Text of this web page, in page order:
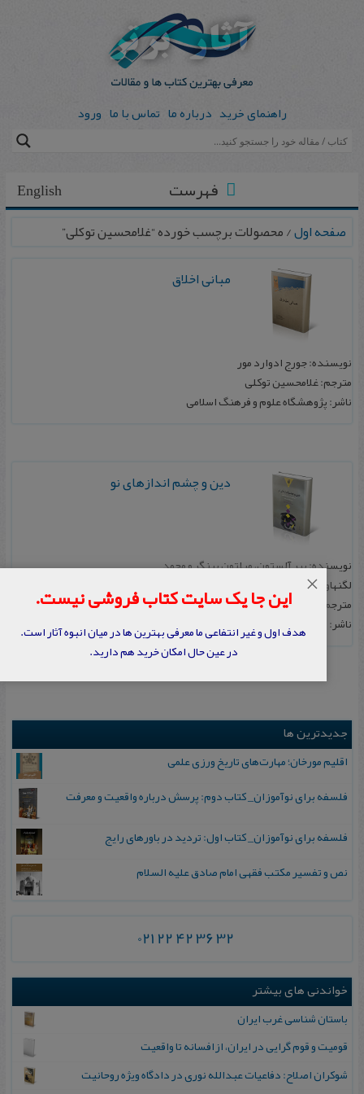
راهنمای خرید درباره ما تماس با ما ورود
English فهرست
صفحه اول/ محصولات برچسب خورده “غلامحسین توکلی”
مبانی‌ اخلاق‌
نویسنده: جورج‌ ادوارد مور
مترجم: غلامحسین‌ توکلی
ناشر: پژوهشگاه‌ علوم‌ و فرهنگ‌ اسلامی‌
دین و چشم اندازهای نو
نویسنده: پیر آلستون، میلتون یینگر و محمد
لگنهاوزن
مترجم: غلامحسین توکلی
ناشر: مؤسسه بوستان کتاب
جدیدترین ها
اقلیم مورخان؛ مهارت‌های تاریخ ورزی علمی
فلسفه برای نوآموزان_ کتاب دوم: پرسش درباره واقعیت و معرفت
فلسفه برای نوآموزان_ کتاب اول: تردید در باورهای رایج
نص و تفسیر مکتب فقهی امام صادق علیه السلام
021 22 42 36 32
خواندنی های بیشتر
باستان شناسی غرب ایران
ق‍وم‍ی‍ت‌ و ق‍وم‌ گ‍رای‍ی‌ در ای‍ران‌، ازاف‍س‍ان‍ه‌ ت‍ا واق‍ع‍ی‍ت‌
شوکران اصلاح: دفاعیات عبدالله نوری در دادگاه ویژه روحانیت
این جا یک سایت کتاب فروشی نیست.
هدف اول و غیر انتفاعی ما معرفی بهترین ها در میان انبوه آثار است.
در عین حال امکان خرید هم دارید.
×